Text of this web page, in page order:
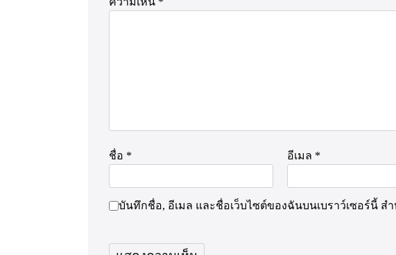
ชื่อ * อีเมล *
บันทึกชื่อ, อีเมล และชื่อเว็บไซต์ของฉันบนเบราว์เซอร์นี้ ส